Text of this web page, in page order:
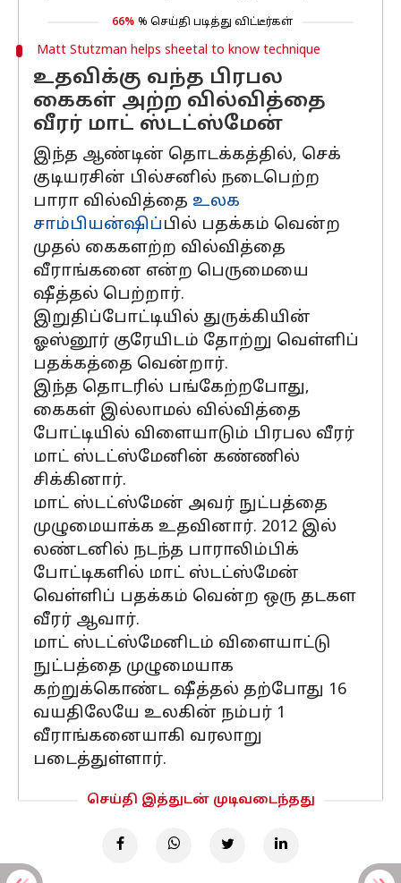
66% % செய்தி படித்து விட்டீர்கள்
Matt Stutzman helps sheetal to know technique
உதவிக்கு வந்த பிரபல
கைகள் அற்ற வில்வித்தை
வீரர் மாட் ஸ்டட்ஸ்மேன்
இந்த ஆண்டின் தொடக்கத்தில், செக்
குடியரசின் பில்சனில் நடைபெற்ற
பாரா வில்வித்தை உலக
சாம்பியன்ஷிப்பில் பதக்கம் வென்ற
முதல் கைகளற்ற வில்வித்தை
வீராங்கனை என்ற பெருமையை
ஷீத்தல் பெற்றார்.
இறுதிப்போட்டியில் துருக்கியின்
ஓஸ்னூர் குரேயிடம் தோற்று வெள்ளிப்
பதக்கத்தை வென்றார்.
இந்த தொடரில் பங்கேற்றபோது,
கைகள் இல்லாமல் வில்வித்தை
போட்டியில் விளையாடும் பிரபல வீரர்
மாட் ஸ்டட்ஸ்மேனின் கண்ணில்
சிக்கினார்.
மாட் ஸ்டட்ஸ்மேன் அவர் நுட்பத்தை
முழுமையாக்க உதவினார். 2012 இல்
லண்டனில் நடந்த பாராலிம்பிக்
போட்டிகளில் மாட் ஸ்டட்ஸ்மேன்
வெள்ளிப் பதக்கம் வென்ற ஒரு தடகள
வீரர் ஆவார்.
மாட் ஸ்டட்ஸ்மேனிடம் விளையாட்டு
நுட்பத்தை முழுமையாக
கற்றுக்கொண்ட ஷீத்தல் தற்போது 16
வயதிலேயே உலகின் நம்பர் 1
வீராங்கனையாகி வரலாறு
படைத்துள்ளார்.
செய்தி இத்துடன் முடிவடைந்தது